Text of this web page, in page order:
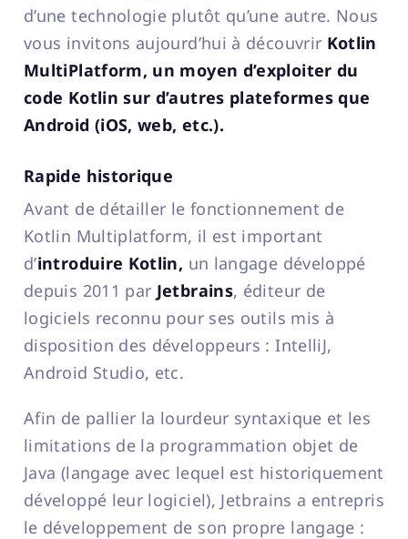
d’une technologie plutôt qu’une autre. Nous
vous invitons aujourd’hui à découvrir Kotlin
MultiPlatform, un moyen d’exploiter du
code Kotlin sur d’autres plateformes que
Android (iOS, web, etc.).
Rapide historique
Avant de détailler le fonctionnement de
Kotlin Multiplatform, il est important
d’introduire Kotlin, un langage développé
depuis 2011 par Jetbrains, éditeur de
logiciels reconnu pour ses outils mis à
disposition des développeurs : IntelliJ,
Android Studio, etc.
Afin de pallier la lourdeur syntaxique et les
limitations de la programmation objet de
Java (langage avec lequel est historiquement
développé leur logiciel), Jetbrains a entrepris
le développement de son propre langage :